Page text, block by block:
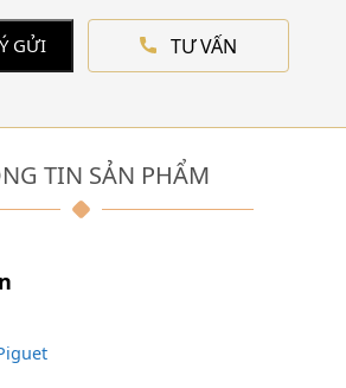
GỬI TƯ VẤN
TIN SẢN PHẨM